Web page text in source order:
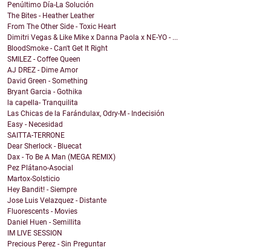
Penúltimo Día-La Solución
The Bites - Heather Leather
From The Other Side - Toxic Heart
Dimitri Vegas & Like Mike x Danna Paola x NE-YO - ...
BloodSmoke - Can't Get It Right
SMILEZ - Coffee Queen
AJ DREZ - Dime Amor
David Green - Something
Bryant Garcia - Gothika
la capella- Tranquilita
Las Chicas de la Farándulax, Odry-M - Indecisión
Easy - Necesidad
SAITTA-TERRONE
Dear Sherlock - Bluecat
Dax - To Be A Man (MEGA REMIX)
Pez Plátano-Asocial
Martox-Solsticio
Hey Bandit! - Siempre
Jose Luis Velazquez - Distante
Fluorescents - Movies
Daniel Huen - Semillita
IM LIVE SESSION
Precious Perez - Sin Preguntar